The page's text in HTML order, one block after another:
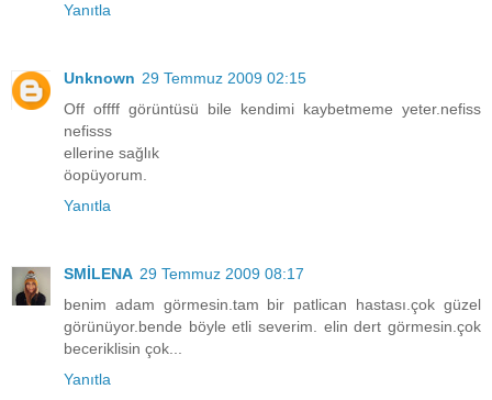
Yanıtla
Unknown 29 Temmuz 2009 02:15
Off offff görüntüsü bile kendimi kaybetmeme yeter.nefiss
nefisss
ellerine sağlık
öopüyorum.
Yanıtla
SMİLENA 29 Temmuz 2009 08:17
benim adam görmesin.tam bir patlican hastası.çok güzel
görünüyor.bende böyle etli severim. elin dert görmesin.çok
beceriklisin çok...
Yanıtla